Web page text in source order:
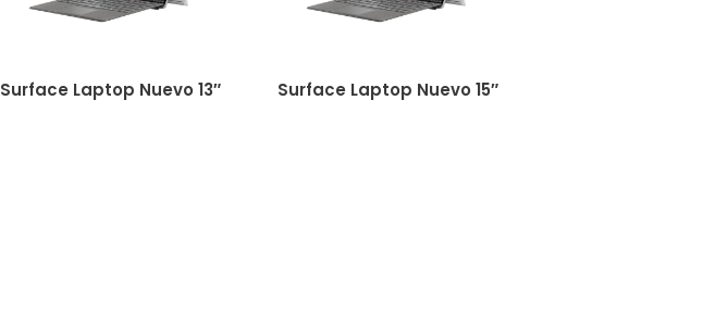
Surface Laptop Nuevo 13″ Surface Laptop Nuevo 15″